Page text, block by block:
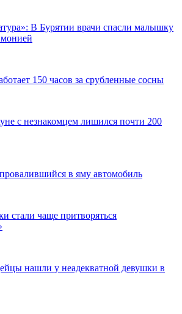
В Бурятии врачи спасли малышку
150 часов за срубленные сосны
с незнакомцем лишился почти 200
в яму автомобиль
стали чаще притворяться
нашли у неадекватной девушки в